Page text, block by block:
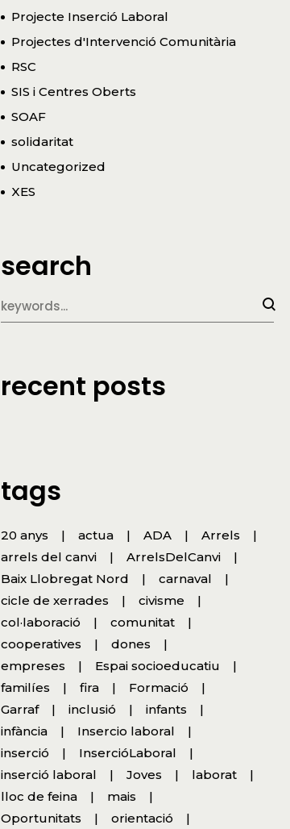
Projecte Inserció Laboral
Projectes d'Intervenció Comunitària
RSC
SIS i Centres Oberts
SOAF
solidaritat
Uncategorized
XES
search
recent posts
tags
20 anys actua ADA
Arrels
arrels del canvi
ArrelsDelCanvi
Baix Llobregat Nord
carnaval
cicle de xerrades
civisme
col·laboració
comunitat
cooperatives
dones
empreses
Espai socioeducatiu
familíes
fira
Formació
Garraf
inclusió
infants
infància
Insercio laboral
inserció
InsercióLaboral
inserció laboral
Joves
laborat
lloc de feina
mais
Oportunitats
orientació